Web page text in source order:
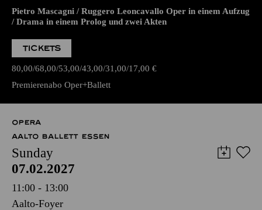
Pietro Mascagni / Ruggero Leoncavallo Oper in einem Aufzug
/ Drama in einem Prolog und zwei Akten
TICKETS
80,00 68,00 53,00 43,00 31,00 17,00 €
Premierenabo Oper+Ballett
OPERA
AALTO BALLETT ESSEN
Sunday
07.02.2027
11:00 - 13:00
Aalto-Foyer